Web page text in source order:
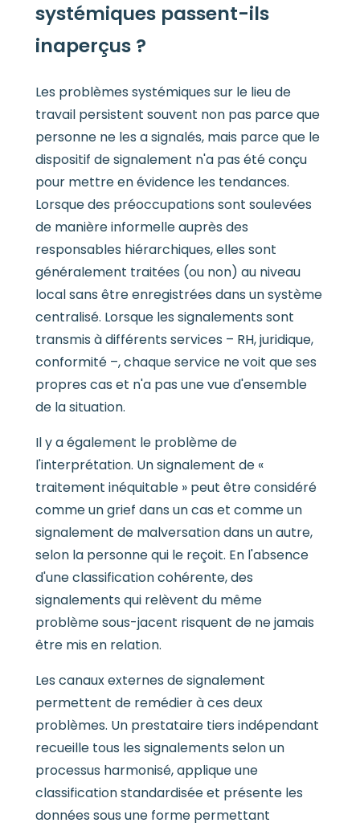
systémiques passent-ils
inaperçus ?
Les problèmes systémiques sur le lieu de
travail persistent souvent non pas parce que
personne ne les a signalés, mais parce que le
dispositif de signalement n'a pas été conçu
pour mettre en évidence les tendances.
Lorsque des préoccupations sont soulevées
de manière informelle auprès des
responsables hiérarchiques, elles sont
généralement traitées (ou non) au niveau
local sans être enregistrées dans un système
centralisé. Lorsque les signalements sont
transmis à différents services – RH, juridique,
conformité –, chaque service ne voit que ses
propres cas et n'a pas une vue d'ensemble
de la situation.
Il y a également le problème de
l'interprétation. Un signalement de «
traitement inéquitable » peut être considéré
comme un grief dans un cas et comme un
signalement de malversation dans un autre,
selon la personne qui le reçoit. En l'absence
d'une classification cohérente, des
signalements qui relèvent du même
problème sous-jacent risquent de ne jamais
être mis en relation.
Les canaux externes de signalement
permettent de remédier à ces deux
problèmes. Un prestataire tiers indépendant
recueille tous les signalements selon un
processus harmonisé, applique une
classification standardisée et présente les
données sous une forme permettant